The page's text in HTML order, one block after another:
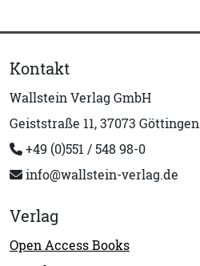
Kontakt
Wallstein Verlag GmbH
Geiststraße 11, 37073 Göttingen
+49 (0)551 / 548 98-0
info@wallstein-verlag.de
Verlag
Open Access Books